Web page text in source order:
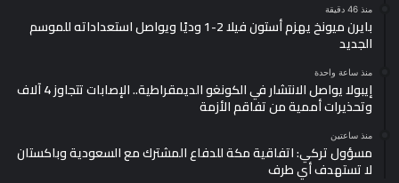
منذ 46 دقيقة
بايرن ميونخ يهزم أستون فيلا 2-1 وديًا ويواصل استعداداته للموسم
الجديد
منذ ساعة واحدة
إيبولا يواصل الانتشار في الكونغو الديمقراطية.. الإصابات تتجاوز 4 آلاف
وتحذيرات أممية من تفاقم الأزمة
منذ ساعتين
مسؤول تركي: اتفاقية مكة للدفاع المشترك مع السعودية وباكستان
لا تستهدف أي طرف